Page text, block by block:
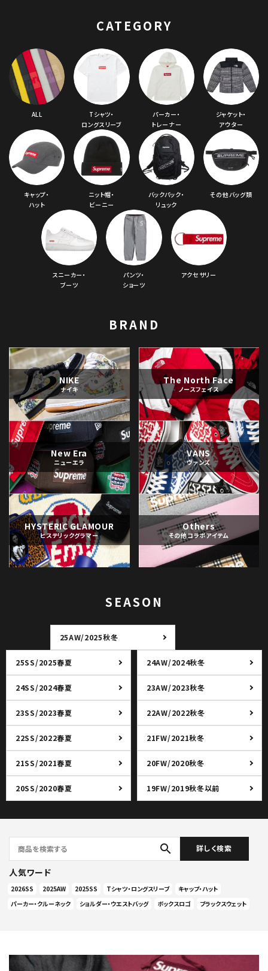
CATEGORY
ALL
Tシャツ・
ロングスリーブ
パーカー・
トレーナー
ジャケット・
アウター
キャップ・
ハット
ニット帽・
ビーニー
バックパック・
リュック
その他バッグ類
スニーカー・
ブーツ
パンツ・
ショーツ
アクセサリー
BRAND
NIKE
ナイキ
The North Face
ノースフェイス
New Era
ニューエラ
VANS
ヴァンズ
HYSTERIC GLAMOUR
ヒステリックグラマー
Others
その他コラボアイテム
SEASON
25AW/2025秋冬
25SS/2025春夏 24AW/2024秋冬
24SS/2024春夏 23AW/2023秋冬
23SS/2023春夏 22AW/2022秋冬
22SS/2022春夏 21FW/2021秋冬
21SS/2021春夏 20FW/2020秋冬
20SS/2020春夏 19FW/2019秋冬以前
search 詳しく検索
人気ワード
2026SS 2025AW 2025SS Tシャツ・ロングスリーブ
キャップ・ハット
パーカー・クルーネック
ショルダー・ウエストバッグ ボックスロゴ ブラックスウェット